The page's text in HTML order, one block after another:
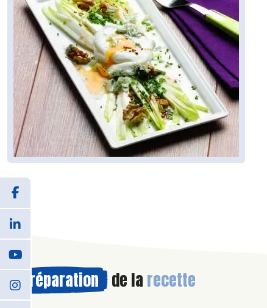
Préparation de la recette